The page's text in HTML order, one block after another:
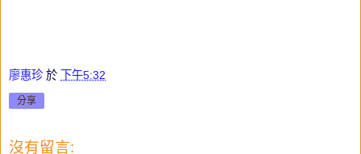
廖惠珍 於 下午5:32
分享
沒有留言: